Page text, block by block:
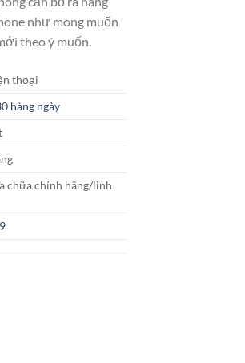
như mong muốn
theo ý muốn.
thoại
hàng ngày
chữa chính hãng/linh